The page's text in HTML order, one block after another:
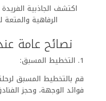
اكتشف الجاذبية الفريدة
الرفاهية والمتعة
نصائح عامة
1. التخطيط المسبق:
قم بالتخطيط المسبق
فوائد الوجهة، وحجز